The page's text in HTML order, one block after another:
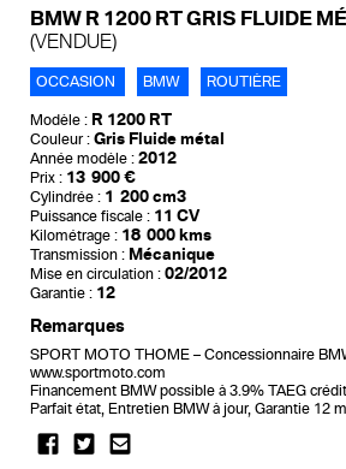
BMW R 1200 RT GRIS FLUIDE
(VENDUE)
OCCASION BMW ROUTIÈRE
Modèle : R 1200 RT
Couleur : Gris Fluide métal
Année modèle : 2012
Prix : 13 900 €
Cylindrée : 1 200 cm3
Puissance fiscale : 11 CV
Kilométrage : 18 000 kms
Transmission : Mécanique
Mise en circulation : 02/2012
Garantie : 12
Remarques
SPORT MOTO THOME – Concessionnaire
www.sportmoto.com
Financement BMW possible à 3.9% TAEG
Parfait état, Entretien BMW à jour, Garantie 12